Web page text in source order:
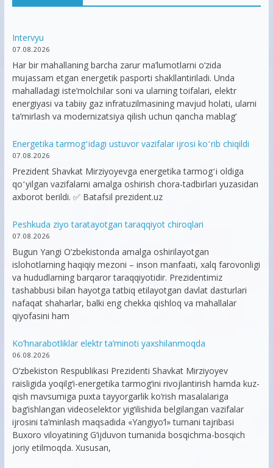
Intervyu
07.08.2026
Har bir mahallaning barcha zarur ma’lumotlarni o‘zida
mujassam etgan energetik pasporti shakllantiriladi. Unda
mahalladagi iste’molchilar soni va ularning toifalari, elektr
energiyasi va tabiiy gaz infratuzilmasining mavjud holati, ularni
ta’mirlash va modernizatsiya qilish uchun qancha mablag‘
Energetika tarmogʻidagi ustuvor vazifalar ijrosi koʻrib chiqildi
07.08.2026
Prezident Shavkat Mirziyoyevga energetika tarmogʻi oldiga
qoʻyilgan vazifalarni amalga oshirish chora-tadbirlari yuzasidan
axborot berildi. ✅ Batafsil prezident.uz
Peshkuda ziyo taratayotgan taraqqiyot chiroqlari
07.08.2026
Bugun Yangi O‘zbekistonda amalga oshirilayotgan
islohotlarning haqiqiy mezoni – inson manfaati, xalq farovonligi
va hududlarning barqaror taraqqiyotidir. Prezidentimiz
tashabbusi bilan hayotga tatbiq etilayotgan davlat dasturlari
nafaqat shaharlar, balki eng chekka qishloq va mahallalar
qiyofasini ham
Ko’hnarabotliklar elektr ta’minoti yaxshilanmoqda
06.08.2026
O‘zbekiston Respublikasi Prezidenti Shavkat Mirziyoyev
raisligida yoqilg‘i-energetika tarmog‘ini rivojlantirish hamda kuz-
qish mavsumiga puxta tayyorgarlik ko‘rish masalalariga
bag‘ishlangan videoselektor yig‘ilishida belgilangan vazifalar
ijrosini ta’minlash maqsadida «Yangiyo‘l» tumani tajribasi
Buxoro viloyatining G‘ijduvon tumanida bosqichma-bosqich
joriy etilmoqda. Xususan,